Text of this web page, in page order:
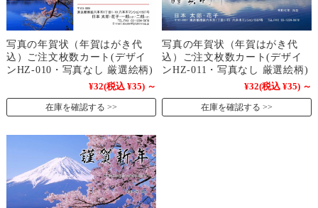
写真の年賀状（年賀はがき代
込）ご注文枚数カート(デザイ
ンHZ-010・写真なし 厳選絵柄)
¥32(税込 ¥35) ～
在庫を確認する
写真の年賀状（年賀はがき代
込）ご注文枚数カート(デザイ
ンHZ-011・写真なし 厳選絵柄)
¥32(税込 ¥35) ～
在庫を確認する